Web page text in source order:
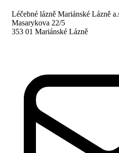
Léčebné lázně Mariánské Lázně
Masarykova 22/5
353 01 Mariánské Lázně